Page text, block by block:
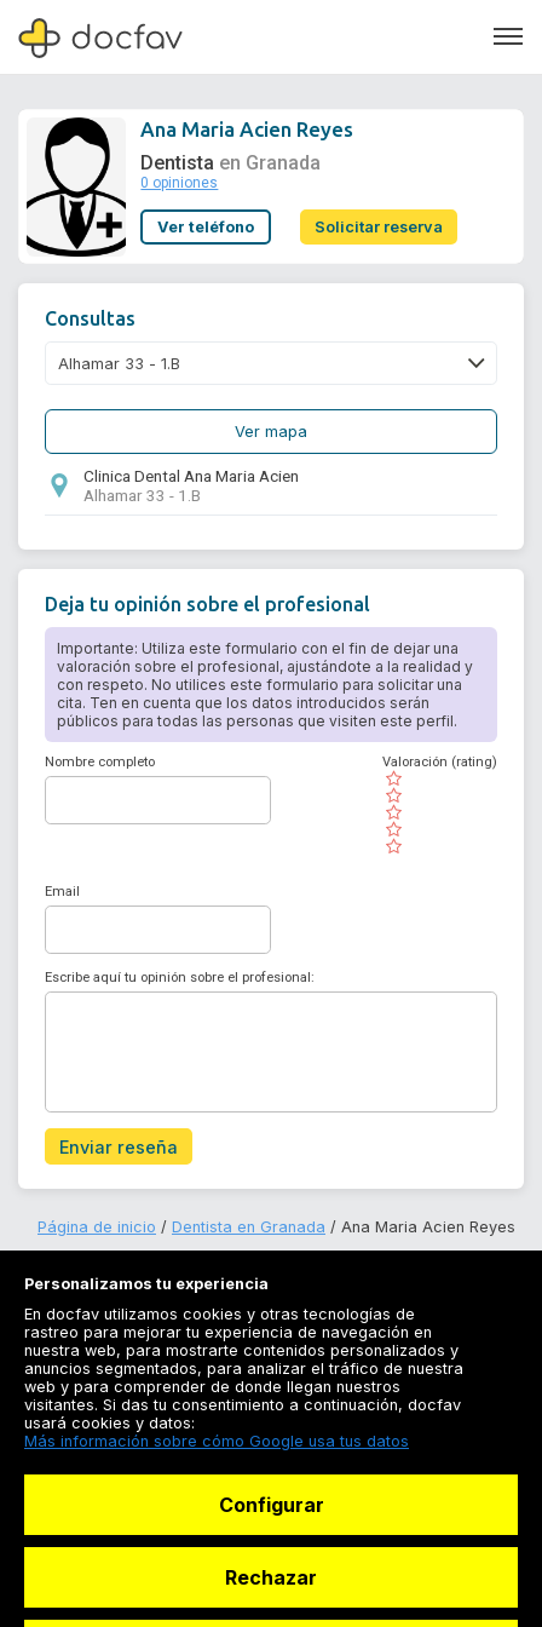
Soporte
Ana Maria Acien Reyes
Dentista en Granada
0 opiniones
Ver teléfono Solicitar reserva
Consultas
Ver mapa
Clinica Dental Ana Maria Acien
Alhamar 33 - 1.B
Deja tu opinión sobre el profesional
Importante: Utiliza este formulario con el fin de dejar una
valoración sobre el profesional, ajustándote a la realidad y
con respeto. No utilices este formulario para solicitar una
cita. Ten en cuenta que los datos introducidos serán
públicos para todas las personas que visiten este perfil.
Nombre completo
( )
( )
( )
( )
( )
Valoración (rating)
Email
Escribe aquí tu opinión sobre el profesional:
Enviar reseña
Página de inicio Dentista en Granada Ana Maria Acien Reyes
Registrarse
Docfav
Personalizamos tu experiencia
En docfav utilizamos cookies y otras tecnologías de
rastreo para mejorar tu experiencia de navegación en
nuestra web, para mostrarte contenidos personalizados y
anuncios segmentados, para analizar el tráfico de nuestra
web y para comprender de donde llegan nuestros
visitantes. Si das tu consentimiento a continuación, docfav
usará cookies y datos:
Más información sobre cómo Google usa tus datos
Configurar
Rechazar